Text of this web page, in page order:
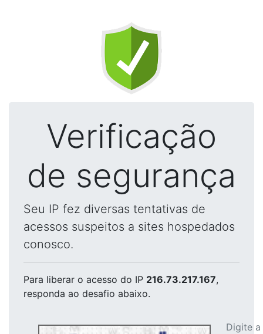
Verificação
de segurança
Seu IP fez diversas tentativas de
acessos suspeitos a sites hospedados
conosco.
Para liberar o acesso do IP 216.73.217.167,
responda ao desafio abaixo.
Digite